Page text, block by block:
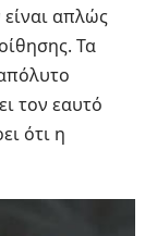
είναι απλώς
Τα
τον εαυτό
ότι η